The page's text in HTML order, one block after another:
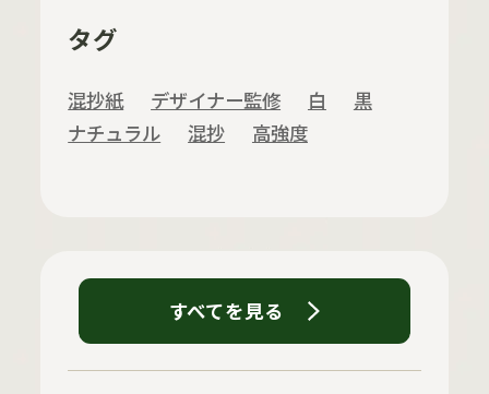
タグ
混抄紙 デザイナー監修 白
黒
ナチュラル
混抄 高強度
すべてを見る